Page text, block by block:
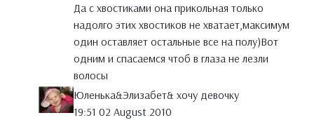
Да с хвостиками она прикольная только
надолго этих хвостиков не хватает,максимум
один оставляет остальные все на полу)Вот
одним и спасаемся чтоб в глаза не лезли
волосы
Юленька&Элизабет& хочу девочку
19:51 02 August 2010